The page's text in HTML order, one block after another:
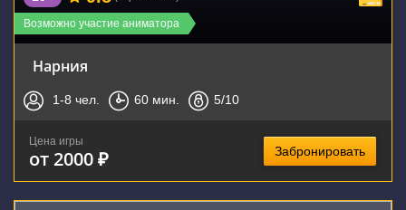
Возможно участие аниматора
Нарния
1-8 чел. 60 мин. 5/10
Цена игры
от 2000 ₽ Забронировать